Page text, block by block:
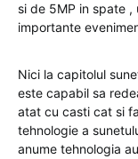
si de 5MP in spate
importante
Nici la capitolul
este capabil sa
atat cu casti cat si
tehnologie a
anume tehnologia